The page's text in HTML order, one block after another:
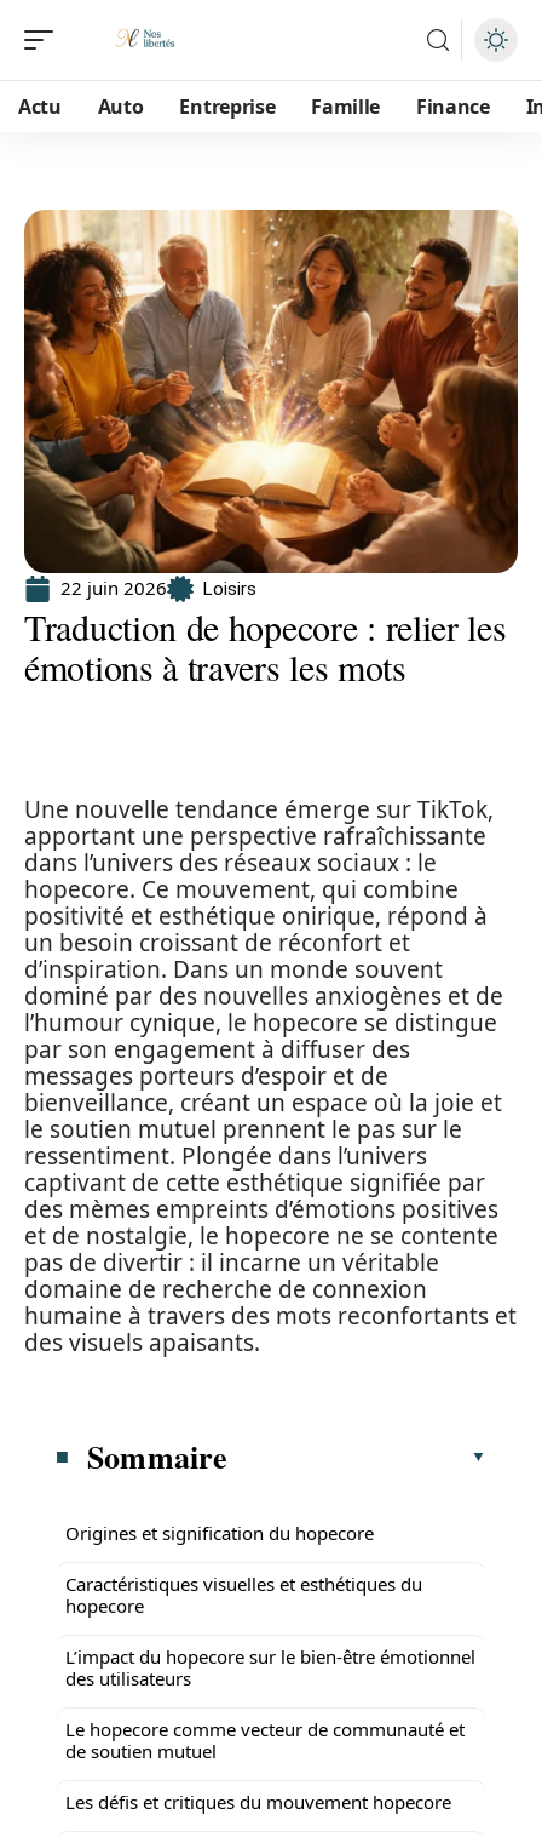
Actu Auto Entreprise Famille Finance
22 juin 2026 Loisirs
Traduction de hopecore : relier les
émotions à travers les mots
Une nouvelle tendance émerge sur TikTok,
apportant une perspective rafraîchissante
dans l’univers des réseaux sociaux : le
hopecore. Ce mouvement, qui combine
positivité et esthétique onirique, répond à
un besoin croissant de réconfort et
d’inspiration. Dans un monde souvent
dominé par des nouvelles anxiogènes et de
l’humour cynique, le hopecore se distingue
par son engagement à diffuser des
messages porteurs d’espoir et de
bienveillance, créant un espace où la joie et
le soutien mutuel prennent le pas sur le
ressentiment. Plongée dans l’univers
captivant de cette esthétique signifiée par
des mèmes empreints d’émotions positives
et de nostalgie, le hopecore ne se contente
pas de divertir : il incarne un véritable
domaine de recherche de connexion
humaine à travers des mots reconfortants et
des visuels apaisants.
Sommaire
Origines et signification du hopecore
Caractéristiques visuelles et esthétiques du
hopecore
L’impact du hopecore sur le bien-être émotionnel
des utilisateurs
Le hopecore comme vecteur de communauté et
de soutien mutuel
Les défis et critiques du mouvement hopecore